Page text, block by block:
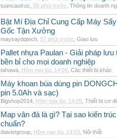
tuancautruc 56 phút trước Thông tin doanh
Bật Mí Địa Chỉ Cung Cấp Máy
Gốc Tận Xưởng
maysaydqtech 57 phút trước Giao lưu
Pallet nhựa Paulan - Giải pháp
bền bỉ cho mọi doanh nghiệp
tahawa Hôm nay lúc 14:06 Các thiết bị khác
Máy khoan búa dùng pin
pin 5.0Ah và sạc)
Bigshop2014 Hôm nay lúc 14:05 Thiết bị cơ
Map vân đá là gì? Tại sao kiến
chuẩn?
daivietgroup Hôm nay lúc 14:03 Nội thất